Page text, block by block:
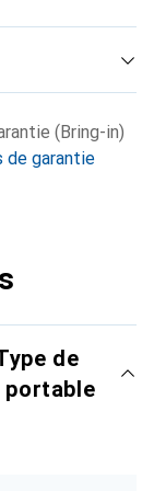
(Bring-in)
de garantie
de
portable